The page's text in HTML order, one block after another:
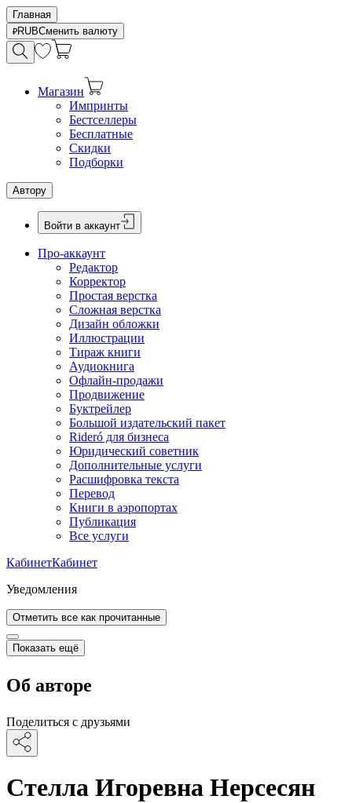
Главная
RUBСменить валюту
Магазин
Импринты
Бестселлеры
Бесплатные
Скидки
Подборки
Автору
Войти в аккаунт
Про-аккаунт
Редактор
Корректор
Простая верстка
Сложная верстка
Дизайн обложки
Иллюстрации
Тираж книги
Аудиокнига
Офлайн-продажи
Продвижение
Буктрейлер
Большой издательский пакет
Rideró для бизнеса
Юридический советник
Дополнительные услуги
Расшифровка текста
Перевод
Книги в аэропортах
Публикация
Все услуги
КабинетКабинет
Уведомления
Отметить все как прочитанные
Показать ещё
Об авторе
Поделиться с друзьями
Стелла Игоревна Нерсесян